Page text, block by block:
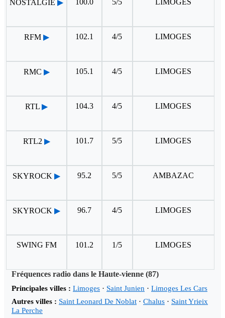
NOSTALGIE ▶
RFM ▶ 102.1 4/5 LIMOGES
RMC ▶ 105.1 4/5 LIMOGES
RTL ▶ 104.3 4/5 LIMOGES
RTL2 ▶ 101.7 5/5 LIMOGES
SKYROCK ▶ 95.2 5/5 AMBAZAC
SKYROCK ▶ 96.7 4/5 LIMOGES
SWING FM 101.2 1/5 LIMOGES
Fréquences radio dans le Haute-vienne (87)
Principales villes : Limoges · Saint Junien · Limoges Les Cars
Autres villes : Saint Leonard De Noblat · Chalus · Saint Yrieix
La Perche